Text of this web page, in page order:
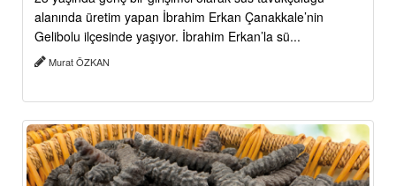
alanında üretim yapan İbrahim Erkan Çanakkale’nin
Gelibolu ilçesinde yaşıyor. İbrahim Erkan’la sü...
Murat ÖZKAN